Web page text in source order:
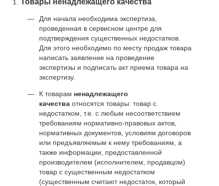
Для начала необходима экспертиза,
проведенная в сервисном центре для
подтверждения существенных недостатков.
Для этого необходимо по месту продаж товара
написать заявление на проведение
экспертизы и подписать акт приема товара на
экспертизу.
К товарам ненадлежащего
качества относятся товары: товар с
недостатком, т.е. с любым несоответствием
требованиям нормативно-правовых актов,
нормативных документов, условиям договоров
или предъявляемым к нему требованиям, а
также информации, предоставленной
производителем (исполнителем, продавцом)
товар с существенным недостатком
(существенным считают недостаток, который